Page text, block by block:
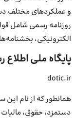
و عملکردهای مختلف
روزنامه رسمی شامل
الکترونیکی،
پایگاه ملی
dotic.ir
همانطور که از نام
دستمزد، حقوق،